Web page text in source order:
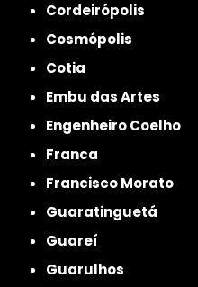
Cordeirópolis
Cosmópolis
Cotia
Embu das Artes
Engenheiro Coelho
Franca
Francisco Morato
Guaratinguetá
Guareí
Guarulhos